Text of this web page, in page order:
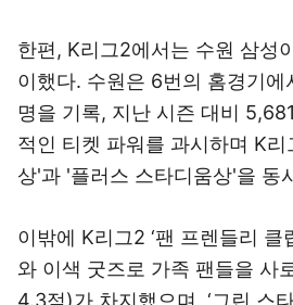
한편, K리그2에서는 수원 삼성
이했다. 수원은 6번의 홈경기에
명을 기록, 지난 시즌 대비
적인 티켓 파워를 과시하며 K
상'과 '플러스 스타디움상'을 동
이밖에 K리그2 ‘팬 프렌들리 클
와 이색 굿즈로 가족 팬들을 사
4.3점)가 차지했으며, ‘그린 스